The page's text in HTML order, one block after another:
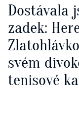
Dostávala
zadek:
svém
tenisové